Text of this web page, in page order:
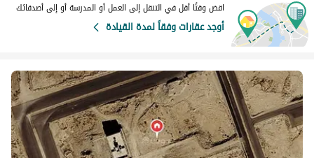
اقض وقتًا أقل في التنقل إلى العمل أو المدرسة أو إلى أصدقائك
أوجد عقارات وفقاً لمدة القيادة